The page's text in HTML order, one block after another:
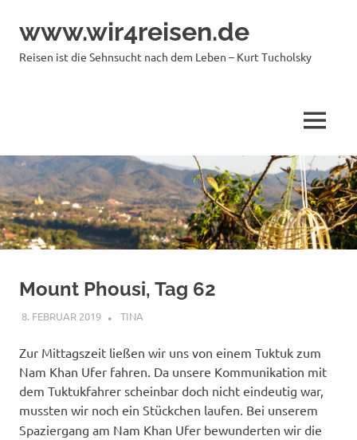
Inhaltwww.wir4reisen.de
Reisen ist die Sehnsucht nach dem Leben – Kurt Tucholsky
MENÜ
Mount Phousi, Tag 62
8. FEBRUAR 2019 TINA
Zur Mittagszeit ließen wir uns von einem Tuktuk zum
Nam Khan Ufer fahren. Da unsere Kommunikation mit
dem Tuktukfahrer scheinbar doch nicht eindeutig war,
mussten wir noch ein Stückchen laufen. Bei unserem
Spaziergang am Nam Khan Ufer bewunderten wir die